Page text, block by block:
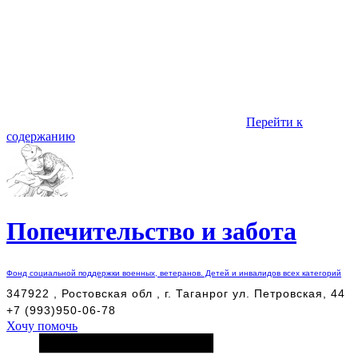
Перейти к
содержанию
Попечительство и забота
Фонд социальной поддержки военных, ветеранов. Детей и инвалидов всех категорий
347922 , Ростовская обл , г. Таганрог ул. Петровская, 44
+7 (993)950-06-78
Хочу помочь